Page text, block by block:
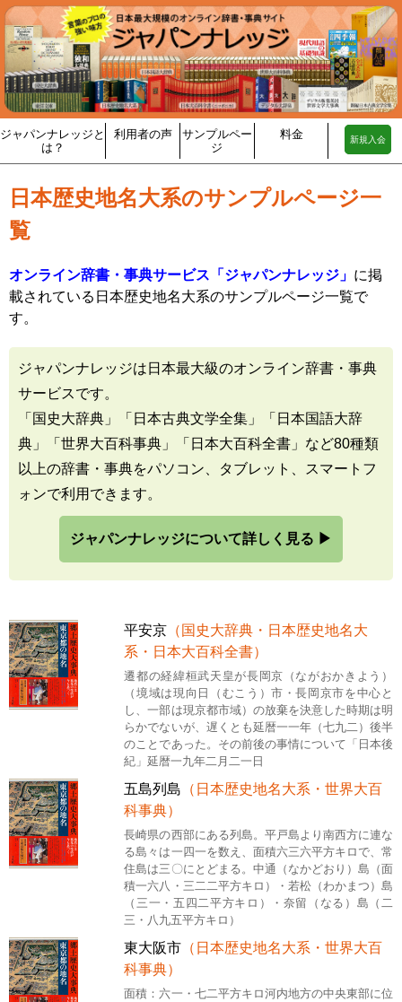
ジャパンナレッジと
は？
利用者の声
サンプルペー
ジ
料金 新規入会
日本歴史地名大系のサンプルページ一
覧
オンライン辞書・事典サービス「ジャパンナレッジ」 に掲
載されている日本歴史地名大系のサンプルページ一覧で
す。
ジャパンナレッジは日本最大級のオンライン辞書・事典
サービスです。
「国史大辞典」「日本古典文学全集」「日本国語大辞
典」「世界大百科事典」「日本大百科全書」など80種類
以上の辞書・事典をパソコン、タブレット、スマートフ
ォンで利用できます。
ジャパンナレッジについて詳しく見る ▶
平安京 （国史大辞典・日本歴史地名大
系・日本大百科全書）
遷都の経緯桓武天皇が長岡京（ながおかきよう）
（境域は現向日（むこう）市・長岡京市を中心と
し、一部は現京都市域）の放棄を決意した時期は明
らかでないが、遅くとも延暦一一年（七九二）後半
のことであった。その前後の事情について「日本後
紀」延暦一九年二月二一日
五島列島 （日本歴史地名大系・世界大百
科事典）
長崎県の西部にある列島。平戸島より南西方に連な
る島々は一四一を数え、面積六三六平方キロで、常
住島は三〇にとどまる。中通（なかどおり）島（面
積一六八・三二二平方キロ）・若松（わかまつ）島
（三一・五四二平方キロ）・奈留（なる）島（二
三・八九五平方キロ）
東大阪市 （日本歴史地名大系・世界大百
科事典）
面積：六一・七二平方キロ河内地方の中央東部に位